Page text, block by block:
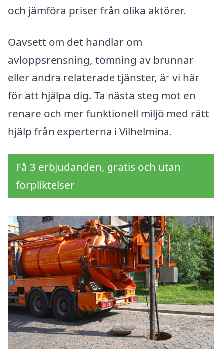
och jämföra priser från olika aktörer.
Oavsett om det handlar om
avloppsrensning, tömning av brunnar
eller andra relaterade tjänster, är vi här
för att hjälpa dig. Ta nästa steg mot en
renare och mer funktionell miljö med rätt
hjälp från experterna i Vilhelmina.
Få 3 erbjudanden, gratis och utan
förpliktelser